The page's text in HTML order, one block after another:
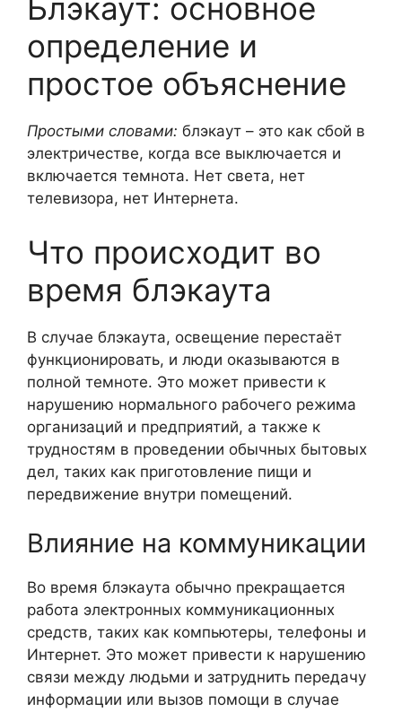
Блэкаут: основное
определение и
простое объяснение
Простыми словами: блэкаут – это как сбой в
электричестве, когда все выключается и
включается темнота. Нет света, нет
телевизора, нет Интернета.
Что происходит во
время блэкаута
В случае блэкаута, освещение перестаёт
функционировать, и люди оказываются в
полной темноте. Это может привести к
нарушению нормального рабочего режима
организаций и предприятий, а также к
трудностям в проведении обычных бытовых
дел, таких как приготовление пищи и
передвижение внутри помещений.
Влияние на коммуникации
Во время блэкаута обычно прекращается
работа электронных коммуникационных
средств, таких как компьютеры, телефоны и
Интернет. Это может привести к нарушению
связи между людьми и затруднить передачу
информации или вызов помощи в случае